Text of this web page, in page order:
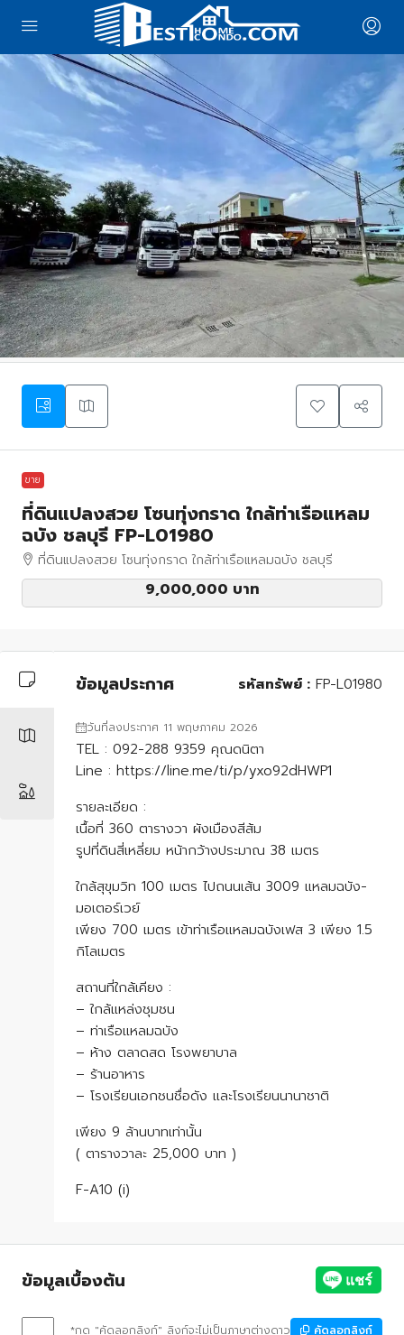
ขาย
ที่ดินแปลงสวย โซนทุ่งกราด ใกล้ท่าเรือแหลม
ฉบัง ชลบุรี FP-L01980
ที่ดินแปลงสวย โซนทุ่งกราด ใกล้ท่าเรือแหลมฉบัง ชลบุรี
9,000,000 บาท
ข้อมูลประกาศ รหัสทรัพย์ : FP-L01980
วันที่ลงประกาศ 11 พฤษภาคม 2026
TEL : 092-288 9359 คุณดนิตา
Line : https://line.me/ti/p/yxo92dHWP1
รายละเอียด :
เนื้อที่ 360 ตารางวา ผังเมืองสีส้ม
รูปที่ดินสี่เหลี่ยม หน้ากว้างประมาณ 38 เมตร
ใกล้สุขุมวิท 100 เมตร ไปถนนเส้น 3009 แหลมฉบัง-
มอเตอร์เวย์
เพียง 700 เมตร เข้าท่าเรือแหลมฉบังเฟส 3 เพียง 1.5
กิโลเมตร
สถานที่ใกล้เคียง :
– ใกล้แหล่งชุมชน
– ท่าเรือแหลมฉบัง
– ห้าง ตลาดสด โรงพยาบาล
– ร้านอาหาร
– โรงเรียนเอกชนชื่อดัง และโรงเรียนนานาชาติ
เพียง 9 ล้านบาทเท่านั้น
( ตารางวาละ 25,000 บาท )
F-A10 (i)
ข้อมูลเบื้องต้น
*กด "คัดลอกลิงก์" ลิงก์จะไม่เป็นภาษาต่างดาว คัดลอกลิงก์